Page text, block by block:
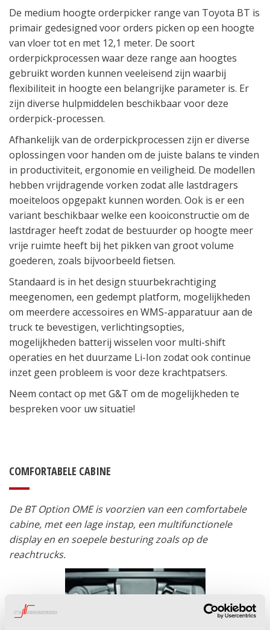
De medium hoogte orderpicker range van Toyota BT is
primair gedesigned voor orders picken op een hoogte
van vloer tot en met 12,1 meter. De soort
orderpickprocessen waar deze range aan hoogtes
gebruikt worden kunnen veeleisend zijn waarbij
flexibiliteit in hoogte een belangrijke parameter is. Er
zijn diverse hulpmiddelen beschikbaar voor deze
orderpick-processen.
Afhankelijk van de orderpickprocessen zijn er diverse
oplossingen voor handen om de juiste balans te vinden
in productiviteit, ergonomie en veiligheid. De modellen
hebben vrijdragende vorken zodat alle lastdragers
moeiteloos opgepakt kunnen worden. Ook is er een
variant beschikbaar welke een kooiconstructie om de
lastdrager heeft zodat de bestuurder op hoogte meer
vrije ruimte heeft bij het pikken van groot volume
goederen, zoals bijvoorbeeld fietsen.
Standaard is in het design stuurbekrachtiging
meegenomen, een gedempt platform, mogelijkheden
om meerdere accessoires en WMS-apparatuur aan de
truck te bevestigen, verlichtingsopties,
mogelijkheden batterij wisselen voor multi-shift
operaties en het duurzame Li-Ion zodat ook continue
inzet geen probleem is voor deze krachtpatsers.
Neem contact op met G&T om de mogelijkheden te
bespreken voor uw situatie!
COMFORTABELE CABINE
De BT Option OME is voorzien van een comfortabele
cabine, met een lage instap, een multifunctionele
display en en soepele besturing zoals op de
reachtrucks.